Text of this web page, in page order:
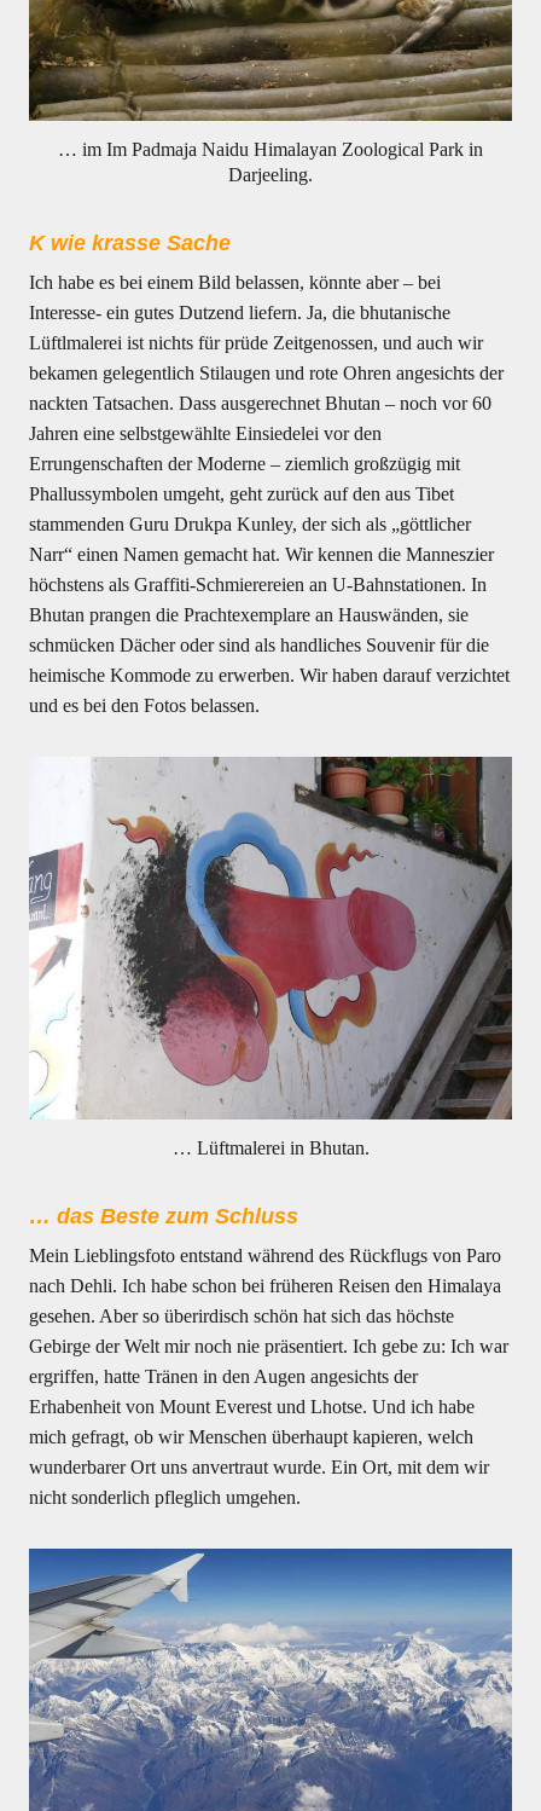
… im Im Padmaja Naidu Himalayan Zoological Park in
Darjeeling.
K wie krasse Sache
Ich habe es bei einem Bild belassen, könnte aber – bei
Interesse- ein gutes Dutzend liefern. Ja, die bhutanische
Lüftlmalerei ist nichts für prüde Zeitgenossen, und auch wir
bekamen gelegentlich Stilaugen und rote Ohren angesichts der
nackten Tatsachen. Dass ausgerechnet Bhutan – noch vor 60
Jahren eine selbstgewählte Einsiedelei vor den
Errungenschaften der Moderne – ziemlich großzügig mit
Phallussymbolen umgeht, geht zurück auf den aus Tibet
stammenden Guru Drukpa Kunley, der sich als „göttlicher
Narr“ einen Namen gemacht hat. Wir kennen die Manneszier
höchstens als Graffiti-Schmierereien an U-Bahnstationen. In
Bhutan prangen die Prachtexemplare an Hauswänden, sie
schmücken Dächer oder sind als handliches Souvenir für die
heimische Kommode zu erwerben. Wir haben darauf verzichtet
und es bei den Fotos belassen.
… Lüftmalerei in Bhutan.
… das Beste zum Schluss
Mein Lieblingsfoto entstand während des Rückflugs von Paro
nach Dehli. Ich habe schon bei früheren Reisen den Himalaya
gesehen. Aber so überirdisch schön hat sich das höchste
Gebirge der Welt mir noch nie präsentiert. Ich gebe zu: Ich war
ergriffen, hatte Tränen in den Augen angesichts der
Erhabenheit von Mount Everest und Lhotse. Und ich habe
mich gefragt, ob wir Menschen überhaupt kapieren, welch
wunderbarer Ort uns anvertraut wurde. Ein Ort, mit dem wir
nicht sonderlich pfleglich umgehen.